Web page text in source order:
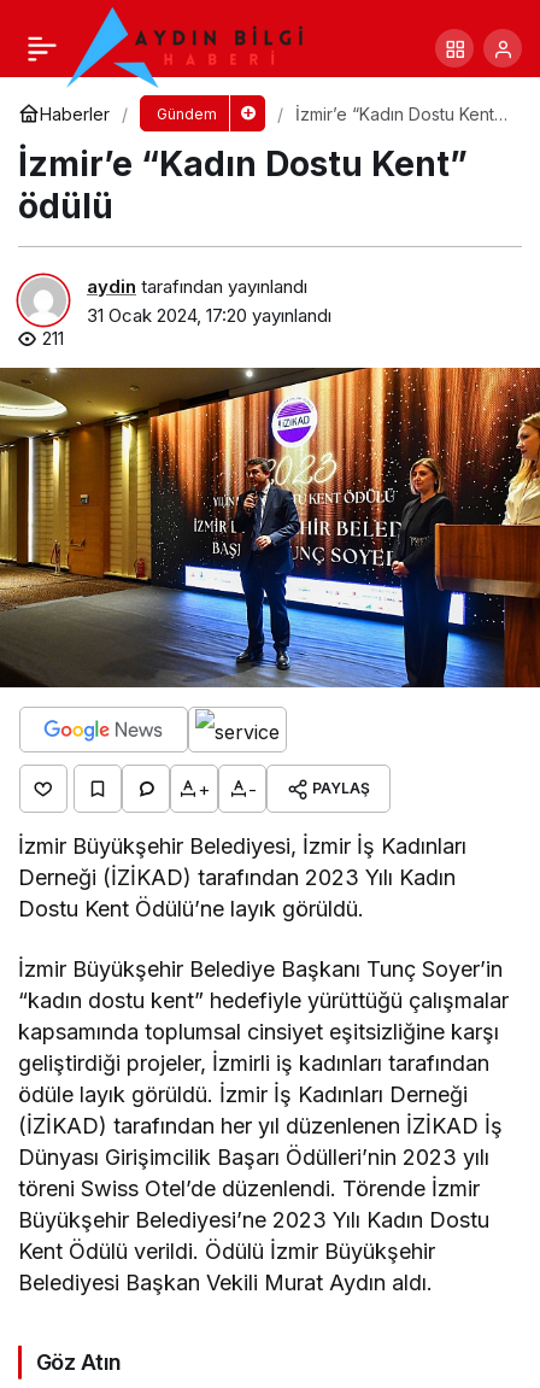
Haberler Gündem
İzmir’e “Kadın Dostu Kent”
İzmir’e “Kadın Dostu Kent”
ödülü
aydin tarafından yayınlandı
31 Ocak 2024, 17:20 yayınlandı
211
+ - PAYLAŞ
İzmir Büyükşehir Belediyesi, İzmir İş Kadınları
Derneği (İZİKAD) tarafından 2023 Yılı Kadın
Dostu Kent Ödülü’ne layık görüldü.
İzmir Büyükşehir Belediye Başkanı Tunç Soyer’in
“kadın dostu kent” hedefiyle yürüttüğü çalışmalar
kapsamında toplumsal cinsiyet eşitsizliğine karşı
geliştirdiği projeler, İzmirli iş kadınları tarafından
ödüle layık görüldü. İzmir İş Kadınları Derneği
(İZİKAD) tarafından her yıl düzenlenen İZİKAD İş
Dünyası Girişimcilik Başarı Ödülleri’nin 2023 yılı
töreni Swiss Otel’de düzenlendi. Törende İzmir
Büyükşehir Belediyesi’ne 2023 Yılı Kadın Dostu
Kent Ödülü verildi. Ödülü İzmir Büyükşehir
Belediyesi Başkan Vekili Murat Aydın aldı.
Göz Atın
Eskihisar feribot yolu genişletiliyor
Paylaş